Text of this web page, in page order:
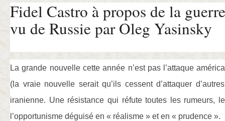
Fidel Castro à propos de la
vu de Russie par Oleg Yasinsky
La grande nouvelle cette année n’est pas l’attaque
(la vraie nouvelle serait qu’ils cessent d’attaquer
iranienne. Une résistance qui réfute toutes les rumeurs,
l’opportunisme déguisé en « réalisme » et en « prudence ».